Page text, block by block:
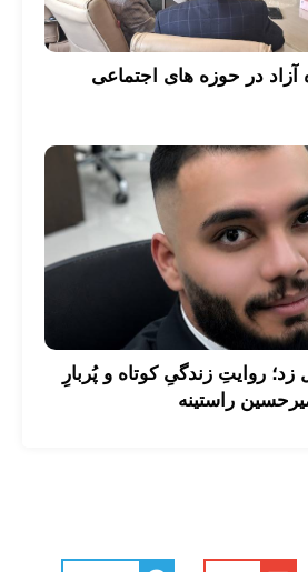
آزاد در حوزه های اجتماعی
روایتِ زندگیِ کوتاه و پُربارِ
راستینه